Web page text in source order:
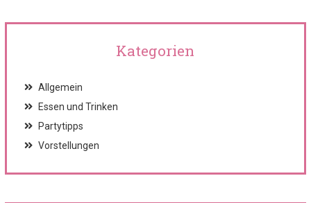
Kategorien
Allgemein
Essen und Trinken
Partytipps
Vorstellungen